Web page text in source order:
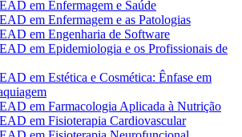
em Enfermagem e Saúde
em Enfermagem e as Patologias
em Engenharia de Software
em Epidemiologia e os Profissionais de
em Estética e Cosmética: Ênfase em
em Farmacologia Aplicada à Nutrição
em Fisioterapia Cardiovascular